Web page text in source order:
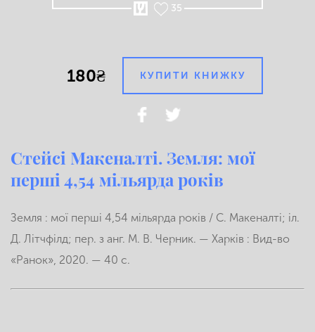
35
180₴ КУПИТИ КНИЖКУ
Стейсі Макеналті. Земля: мої
перші 4,54 мільярда років
Земля : мої перші 4,54 мільярда років / С. Макеналті; іл.
Д. Літчфілд; пер. з анг. М. В. Черник. — Харків : Вид-во
«Ранок», 2020. — 40 с.